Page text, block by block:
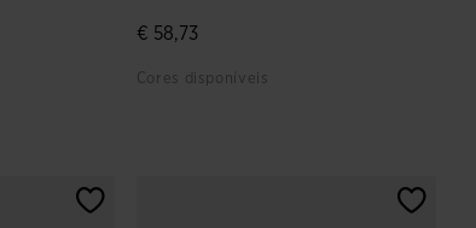
€ 58,73
Cores disponíveis